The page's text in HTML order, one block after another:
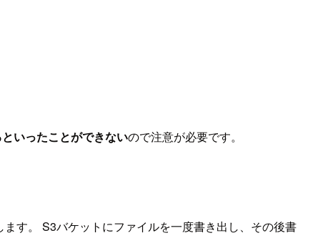
いったことができないので注意が必要です。
す。 S3バケットにファイルを一度書き出し、その後書